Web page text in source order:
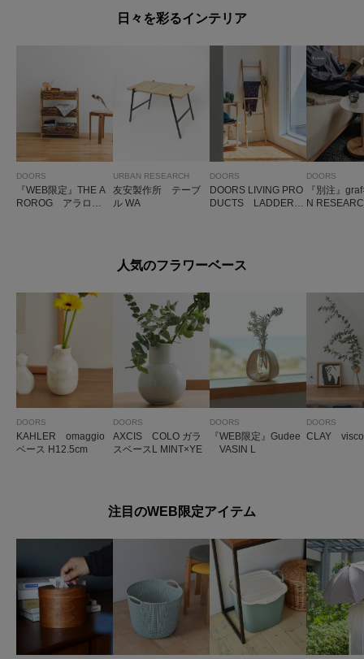
日々を彩るインテリア
DOORS
『WEB限定』THE A
ROROG アラログ
URBAN RESEARCH
友安製作所 テーブ
ル WA
DOORS
DOORS LIVING PRO
DUCTS LADDER H
DOORS
『別注』
N
人気のフラワーベース
DOORS
KAHLER omaggio
ベース H12.5cm
DOORS
AXCIS COLO ガラ
スベースL MINT×YE
DOORS
『WEB限定』Gudee
VASIN L
DOORS
CLAY
注目のWEB限定アイテム